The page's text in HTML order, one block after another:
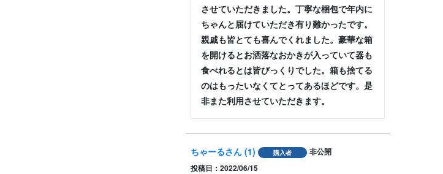
させていただきました。丁寧な梱包で年内に
ちゃんと届けていただき有り難かったです。
親戚も皆とても喜んでくれました。豪華な箱
を開けるとお洒落なおかきが入っていて器も
食べれるとは皆びっくりでした。箱も捨てる
のはもったいなくてとってあるほどです。是
非また利用させていただきます。
ちゃーる 1 購入者
非公開
投稿日
2022/06/15